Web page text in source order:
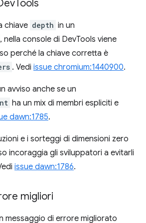
Tools
chiave depth in un
, nella console di DevTools viene
perché la chiave corretta è
. Vedi issue chromium:1440900.
avviso anche se un
ha un mix di membri espliciti e
dawn:1785.
e i sorteggi di dimensioni zero
incoraggia gli sviluppatori a evitarli
issue dawn:1786.
migliori
messaggio di errore migliorato